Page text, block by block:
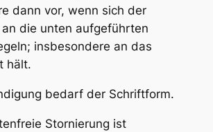
dann vor, wenn sich der
die unten aufgeführten
insbesondere an das
hält.
bedarf der Schriftform.
Stornierung ist